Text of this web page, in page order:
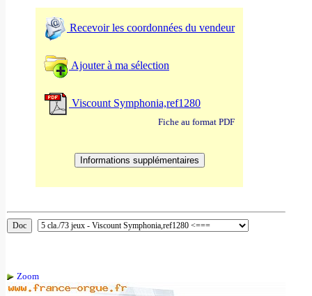
Recevoir les coordonnées du vendeur
Ajouter à ma sélection
Viscount Symphonia,ref1280
Fiche au format PDF
Zoom